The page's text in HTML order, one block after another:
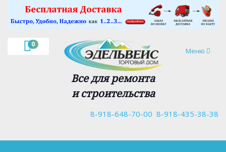
0
Навигация
Меню
Все для ремонта
и строительства
8-918-435-38-38
8-918-648-70-00
×